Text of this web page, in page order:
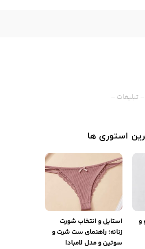
– تبلیغات –
استوری ها
و
استایل و انتخاب شورت
زنانه؛ راهنمای ست شرت و
سوتین و مدل لامبادا